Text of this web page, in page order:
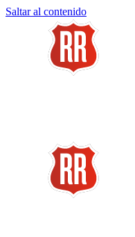
Saltar al contenido